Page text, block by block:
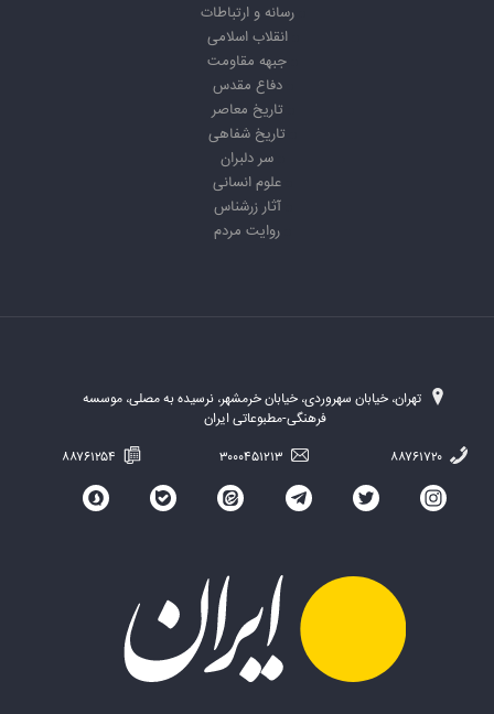
رسانه و ارتباطات
انقلاب اسلامی
جبهه مقاومت
دفاع مقدس
تاریخ معاصر
تاریخ شفاهی
سر دلبران
علوم انسانی
آثار زرشناس
روایت مردم
تهران، خیابان سهروردی، خیابان خرمشهر، نرسیده به مصلی، موسسه
فرهنگی-مطبوعاتی ایران